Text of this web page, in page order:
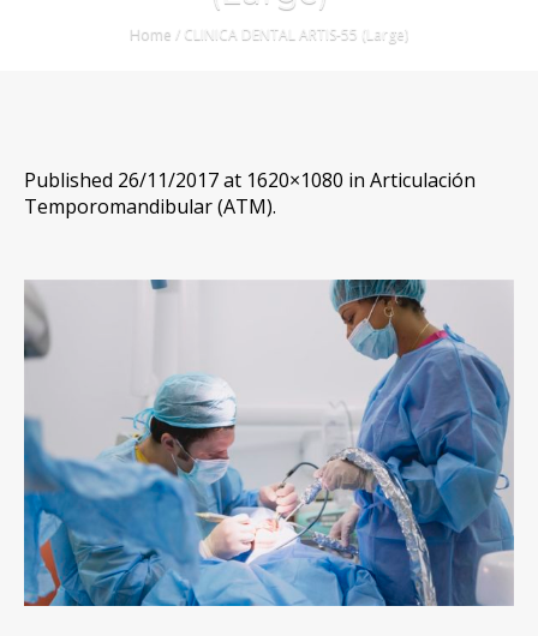
Home / CLINICA DENTAL ARTIS-55 (Large)
Published 26/11/2017at 1620×1080 in Articulación
Temporomandibular (ATM).